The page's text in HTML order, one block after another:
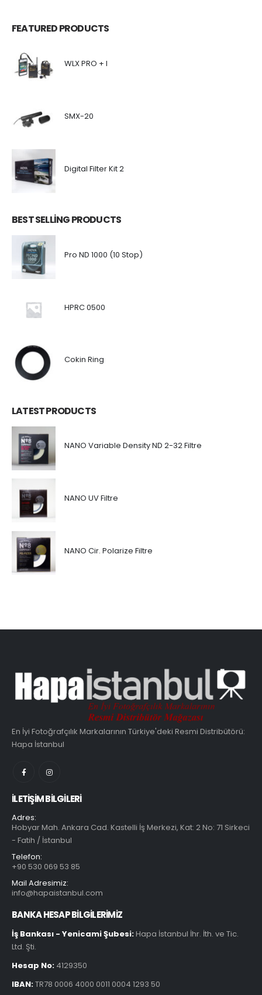
FEATURED PRODUCTS
WLX PRO + I
SMX-20
Digital Filter Kit 2
BEST SELLING PRODUCTS
Pro ND 1000 (10 Stop)
HPRC 0500
Cokin Ring
LATEST PRODUCTS
NANO Variable Density ND 2-32 Filtre
NANO UV Filtre
NANO Cir. Polarize Filtre
En İyi Fotoğrafçılık Markalarının Türkiye'deki Resmi Distribütörü:
Hapa İstanbul
İLETIŞIM BILGILERI
Adres:
Hobyar Mah. Ankara Cad. Kastelli İş Merkezi, Kat: 2 No: 71 Sirkeci
- Fatih / İstanbul
Telefon:
+90 530 069 53 85
Mail Adresimiz:
info@hapaistanbul.com
BANKA HESAP BİLGİLERİMİZ
İş Bankası - Yenicami Şubesi:Hapa İstanbul İhr. İth. ve Tic.
Ltd. Şti.
Hesap No: 4129350
IBAN:TR78 0006 4000 0011 0004 1293 50